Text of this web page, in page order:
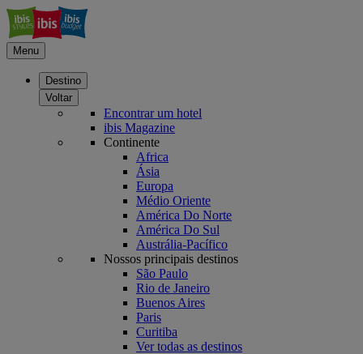
Menu
Destino
Voltar
Encontrar um hotel
ibis Magazine
Continente
Africa
Ásia
Europa
Médio Oriente
América Do Norte
América Do Sul
Austrália-Pacífico
Nossos principais destinos
São Paulo
Rio de Janeiro
Buenos Aires
Paris
Curitiba
Ver todas as destinos